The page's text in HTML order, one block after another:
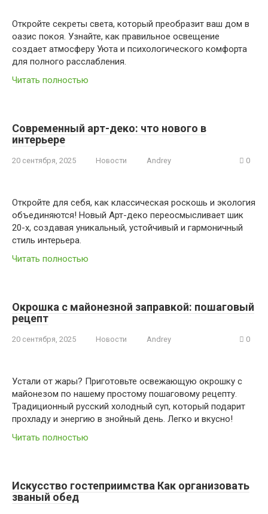
Откройте секреты света, который преобразит ваш дом в
оазис покоя. Узнайте, как правильное освещение
создает атмосферу Уюта и психологического комфорта
для полного расслабления.
Читать полностью
Современный арт-деко: что нового в
интерьере
20 сентября, 2025 Новости Andrey 0
Откройте для себя, как классическая роскошь и экология
объединяются! Новый Арт-деко переосмысливает шик
20-х, создавая уникальный, устойчивый и гармоничный
стиль интерьера.
Читать полностью
Окрошка с майонезной заправкой: пошаговый
рецепт
20 сентября, 2025 Новости Andrey 0
Устали от жары? Приготовьте освежающую окрошку с
майонезом по нашему простому пошаговому рецепту.
Традиционный русский холодный суп, который подарит
прохладу и энергию в знойный день. Легко и вкусно!
Читать полностью
Искусство гостеприимства Как организовать
званый обед